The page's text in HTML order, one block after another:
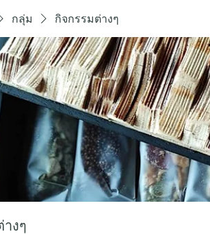
กลุ่ม กิจกรรมต่างๆ
งๆ